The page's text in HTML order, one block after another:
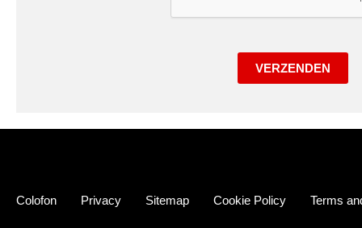
VERZENDEN
Colofon Privacy Sitemap Cookie Policy Terms